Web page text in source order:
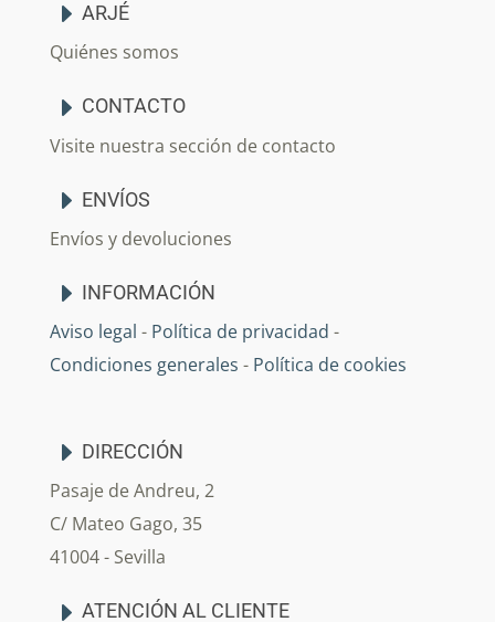
ARJÉ
Quiénes somos
CONTACTO
Visite nuestra sección de contacto
ENVÍOS
Envíos y devoluciones
INFORMACIÓN
Aviso legal - Política de privacidad -
Condiciones generales - Política de cookies
DIRECCIÓN
Pasaje de Andreu, 2
C/ Mateo Gago, 35
41004 - Sevilla
ATENCIÓN AL CLIENTE